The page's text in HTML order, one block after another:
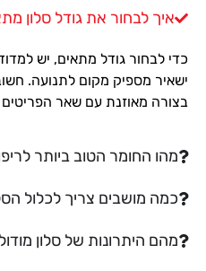
איך לבחור את גודל סלון
כדי לבחור גודל מתאים, יש
ישאיר מספיק מקום לתנועה.
בצורה מאוזנת עם שאר
מהו החומר הטוב ביותר
כמה מושבים צריך לכלול
מהם היתרונות של סלון